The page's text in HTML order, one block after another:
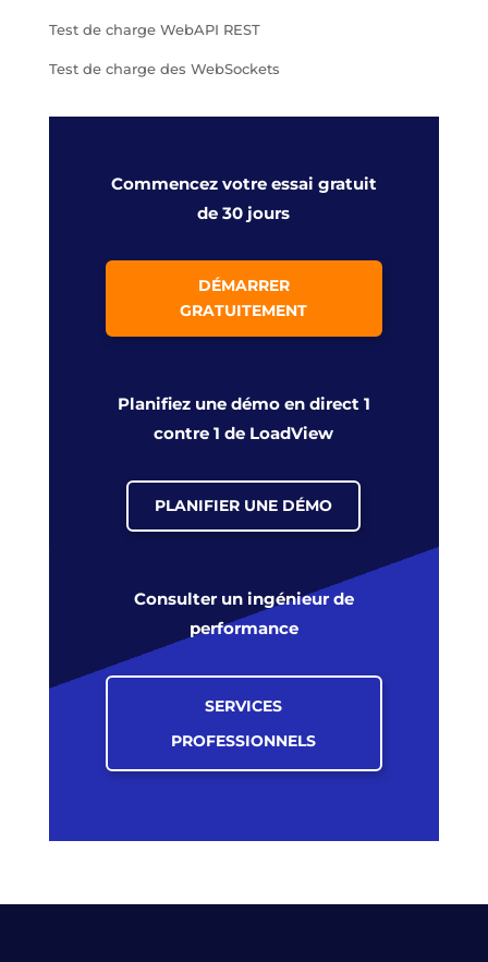
Test de charge WebAPI REST
Test de charge des WebSockets
Commencez votre essai gratuit
de 30 jours
DÉMARRER
GRATUITEMENT
Planifiez une démo en direct 1
contre 1 de LoadView
PLANIFIER UNE DÉMO
Consulter un ingénieur de
performance
SERVICES
PROFESSIONNELS